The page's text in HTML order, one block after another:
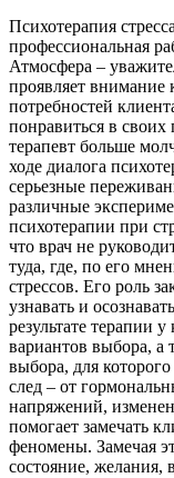
Психотерапия
профессиональная
Атмосфера –
проявляет внимание
потребностей
понравиться в своих
терапевт больше
ходе диалога
серьезные
различные
психотерапии при
что врач не
туда, где, по его
стрессов. Его роль
узнавать и
результате терапии
вариантов выбора, а
выбора, для которого
след – от
напряжений,
помогает замечать
феномены. Замечая
состояние, желания,